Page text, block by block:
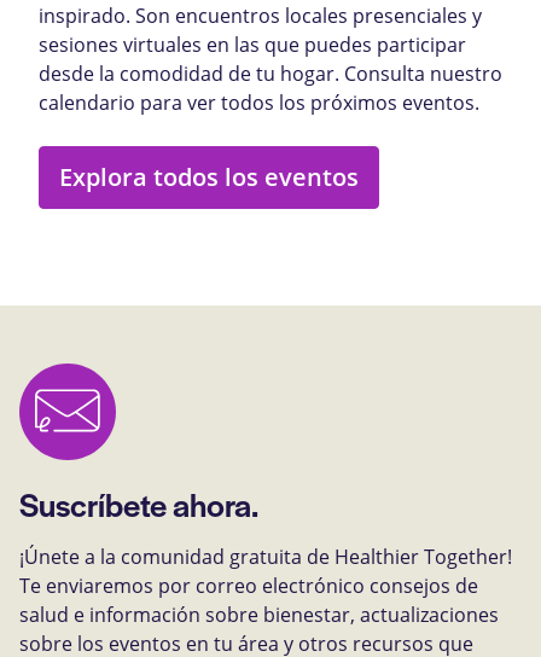
inspirado. Son encuentros locales presenciales y
sesiones virtuales en las que puedes participar
desde la comodidad de tu hogar. Consulta nuestro
calendario para ver todos los próximos eventos.
Explora todos los eventos
Suscríbete ahora.
¡Únete a la comunidad gratuita de Healthier Together!
Te enviaremos por correo electrónico consejos de
salud e información sobre bienestar, actualizaciones
sobre los eventos en tu área y otros recursos que